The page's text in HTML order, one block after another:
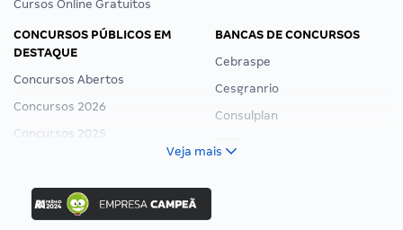
Cursos Online Gratuitos
CONCURSOS PÚBLICOS EM
DESTAQUE
Concursos Abertos
Concursos 2026
Concursos 2025
Concurso Ibama
Concurso MPU
BANCAS DE CONCURSOS
Cebraspe
Cesgranrio
Consulplan
Veja mais